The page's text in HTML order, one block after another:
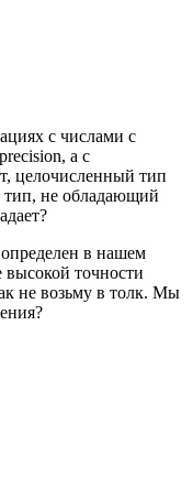
с числами с
а с
целочисленный тип
тип, не обладающий
в нашем
точности
не возьму в толк. Мы